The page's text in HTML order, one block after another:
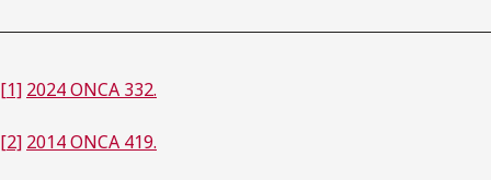
[1] 2024 ONCA 332.
[2] 2014 ONCA 419.